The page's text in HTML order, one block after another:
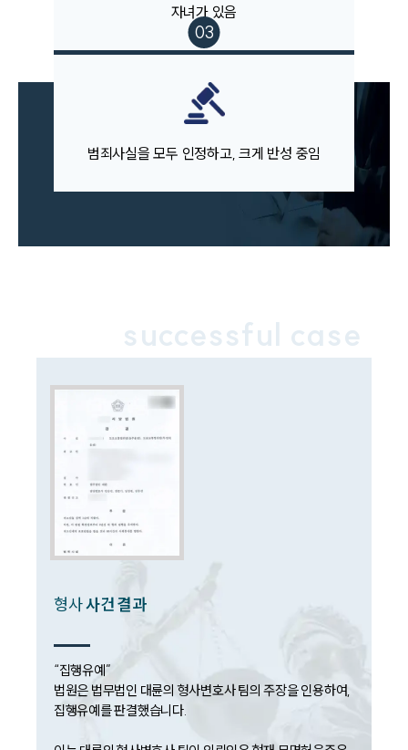
소식/자료
공지사항
법률 블로그
법률서식
세미나
대륜법률상담예약
대륜법률상담예약
자녀가 있음
범죄사실을 모두 인정하고, 크게 반성 중임
successful case
형사사건 결과
“집행유예”
법원은 법무법인 대륜의 형사변호사 팀의 주장을 인용하여,
집행유예를 판결했습니다.